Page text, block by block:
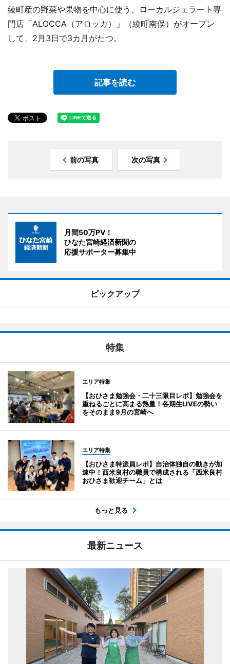
綾町産の野菜や果物を中心に使う、ローカルジェラート専
門店「ALOCCA（アロッカ）」（綾町南俣）がオープン
して、2月3日で3カ月がたつ。
記事を読む
前の写真 次の写真
月間50万PV！
ひなた宮崎経済新聞の
応援サポーター募集中
ピックアップ
特集
エリア特集
【おひさま勉強会・二十三限目レポ】勉強会を
重ねるごとに高まる熱量！各期生LIVEの勢い
をそのまま9月の宮崎へ
エリア特集
【おひさま特派員レポ】自治体独自の動きが加
速中！西米良村の職員で構成される「西米良村
おひさま歓迎チーム」とは
もっと見る
最新ニュース